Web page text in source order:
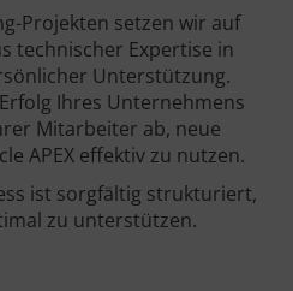
Projekten setzen wir auf
technischer Expertise in
Unterstützung.
Ihres Unternehmens
Mitarbeiter ab, neue
APEX effektiv zu nutzen.
ist sorgfältig strukturiert,
zu unterstützen.